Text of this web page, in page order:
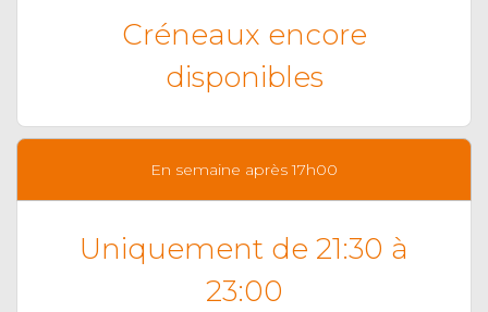
Créneaux encore
disponibles
En semaine après 17h00
Uniquement de 21:30 à
23:00